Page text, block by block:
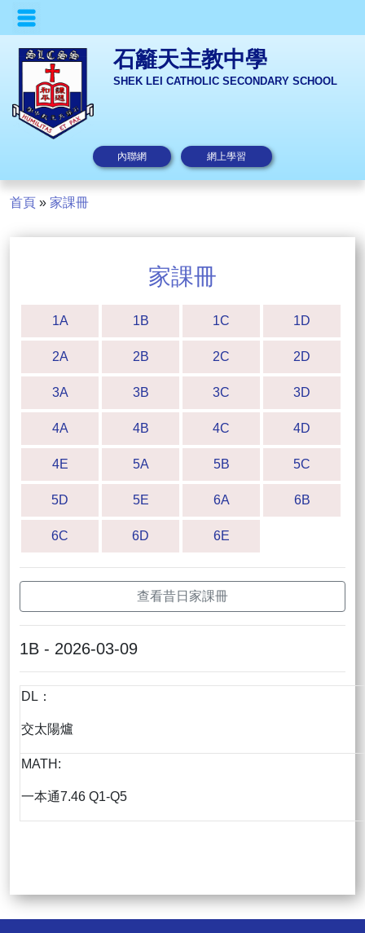
石籬天主教中學
SHEK LEI CATHOLIC SECONDARY SCHOOL
內聯網 網上學習
首頁 » 家課冊
家課冊
1A 1B 1C 1D
2A 2B 2C 2D
3A 3B 3C 3D
4A 4B 4C 4D
4E 5A 5B 5C
5D 5E 6A 6B
6C 6D 6E
查看昔日家課冊
1B - 2026-03-09
DL：
交太陽爐
MATH:
一本通7.46 Q1-Q5